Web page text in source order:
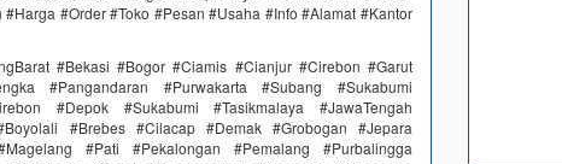
#Order #Toko #Pesan #Usaha #Info #Alamat #Kantor
#Bekasi #Bogor #Ciamis #Cianjur #Cirebon #Garut
#Pangandaran #Purwakarta #Subang #Sukabumi
#Depok #Sukabumi #Tasikmalaya #JawaTengah
#Brebes #Cilacap #Demak #Grobogan #Jepara
#Pati #Pekalongan #Pemalang #Purbalingga